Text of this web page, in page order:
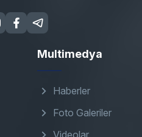
Multimedya
Haberler
Foto Galeriler